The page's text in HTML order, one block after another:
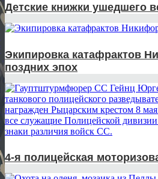
Детские книжки ушедшего
Экипировка катафрактов
поздних эпох
4-я полицейская